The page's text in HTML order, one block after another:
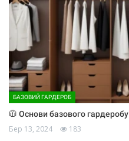
БАЗОВИЙ ГАРДЕРОБ
🧥 Основи базового гардеробу
Бер 13, 2024 183